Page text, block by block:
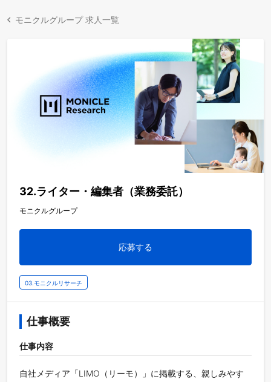
モニクルグループ 求人一覧
32.ライター・編集者（業務委託）
モニクルグループ
応募する
03.モニクルリサーチ
仕事概要
仕事内容
自社メディア「LIMO（リーモ）」に掲載する、親しみやす